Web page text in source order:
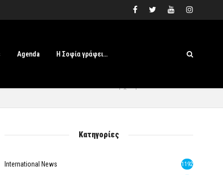
Agenda Η Σοφία γράφει…
Κατηγορίες
International News 1192